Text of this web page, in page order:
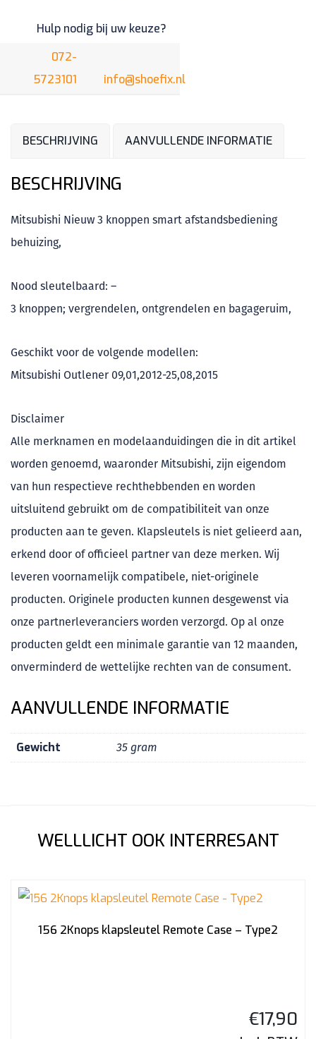
Hulp nodig bij uw keuze?
072-
5723101
info@shoefix.nl
BESCHRIJVING AANVULLENDE INFORMATIE
BESCHRIJVING
Mitsubishi Nieuw 3 knoppen smart afstandsbediening
behuizing,
Nood sleutelbaard: –
3 knoppen; vergrendelen, ontgrendelen en bagageruim,
Geschikt voor de volgende modellen:
Mitsubishi Outlener 09,01,2012-25,08,2015
Disclaimer
Alle merknamen en modelaanduidingen die in dit artikel
worden genoemd, waaronder Mitsubishi, zijn eigendom
van hun respectieve rechthebbenden en worden
uitsluitend gebruikt om de compatibiliteit van onze
producten aan te geven. Klapsleutels is niet gelieerd aan,
erkend door of officieel partner van deze merken. Wij
leveren voornamelijk compatibele, niet-originele
producten. Originele producten kunnen desgewenst via
onze partnerleveranciers worden verzorgd. Op al onze
producten geldt een minimale garantie van 12 maanden,
onverminderd de wettelijke rechten van de consument.
AANVULLENDE INFORMATIE
Gewicht 35 gram
WELLLICHT OOK INTERRESANT
156 2Knops klapsleutel Remote Case – Type2
€17,90